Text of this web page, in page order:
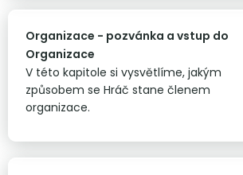
kontextem konkrétní organizace.
Organizace - pozvánka a vstup do
Organizace
V této kapitole si vysvětlíme, jakým
způsobem se Hráč stane členem
organizace.